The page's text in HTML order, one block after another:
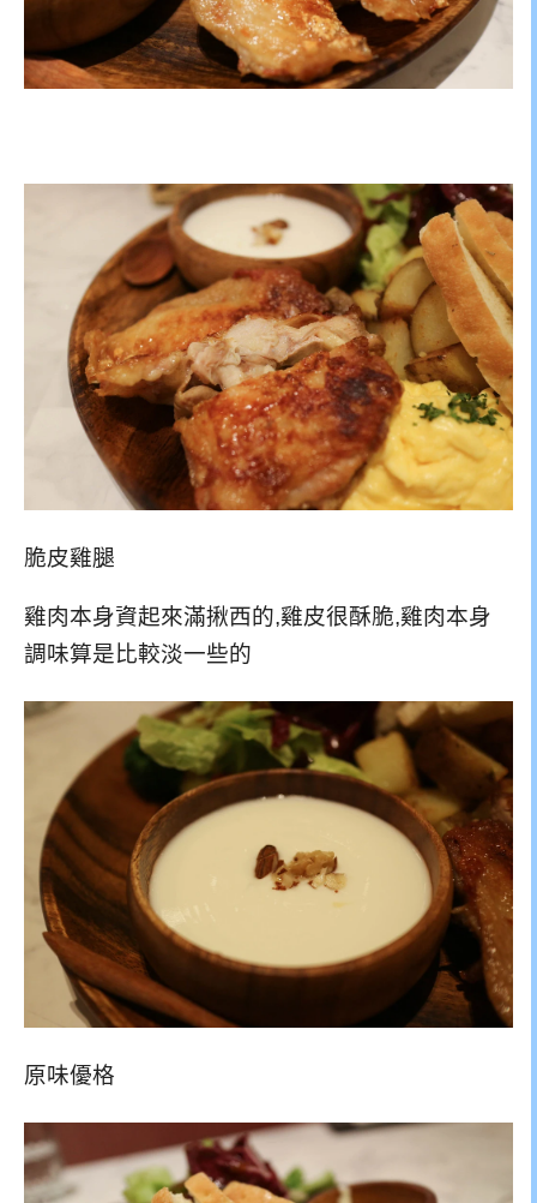
脆皮雞腿
雞肉本身資起來滿揪西的,雞皮很酥脆,雞肉本身
調味算是比較淡一些的
原味優格